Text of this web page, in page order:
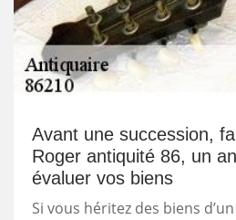
Avant une succession,
Roger antiquité 86, un
évaluer vos biens
Si vous héritez des biens